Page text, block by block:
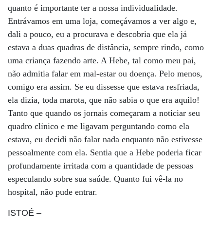
quanto é importante ter a nossa individualidade.
Entrávamos em uma loja, começávamos a ver algo e,
dali a pouco, eu a procurava e descobria que ela já
estava a duas quadras de distância, sempre rindo, como
uma criança fazendo arte. A Hebe, tal como meu pai,
não admitia falar em mal-estar ou doença. Pelo menos,
comigo era assim. Se eu dissesse que estava resfriada,
ela dizia, toda marota, que não sabia o que era aquilo!
Tanto que quando os jornais começaram a noticiar seu
quadro clínico e me ligavam perguntando como ela
estava, eu decidi não falar nada enquanto não estivesse
pessoalmente com ela. Sentia que a Hebe poderia ficar
profundamente irritada com a quantidade de pessoas
especulando sobre sua saúde. Quanto fui vê-la no
hospital, não pude entrar.
ISTOÉ –